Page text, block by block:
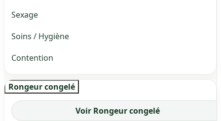
Sexage
Soins / Hygiène
Contention
Rongeur congelé
Voir Rongeur congelé